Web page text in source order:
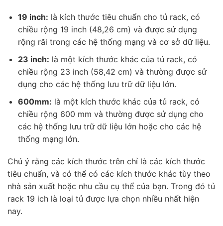
19 inch: là kích thước tiêu chuẩn cho tủ rack, có
chiều rộng 19 inch (48,26 cm) và được sử dụng
rộng rãi trong các hệ thống mạng và cơ sở dữ liệu.
23 inch: là một kích thước khác của tủ rack, có
chiều rộng 23 inch (58,42 cm) và thường được sử
dụng cho các hệ thống lưu trữ dữ liệu lớn.
600mm: là một kích thước khác của tủ rack, có
chiều rộng 600 mm và thường được sử dụng cho
các hệ thống lưu trữ dữ liệu lớn hoặc cho các hệ
thống mạng lớn.
Chú ý rằng các kích thước trên chỉ là các kích thước
tiêu chuẩn, và có thể có các kích thước khác tùy theo
nhà sản xuất hoặc nhu cầu cụ thể của bạn. Trong đó tủ
rack 19 ich là loại tủ được lựa chọn nhiều nhất hiện
nay.